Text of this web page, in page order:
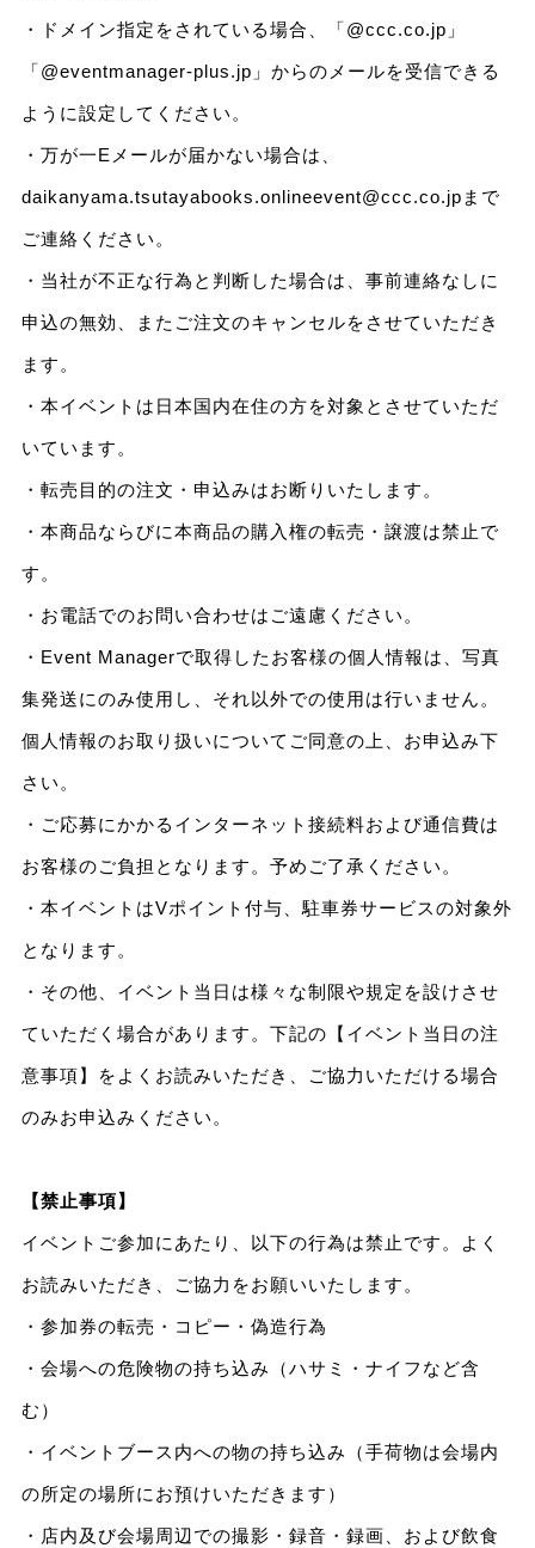
・ドメイン指定をされている場合、「@ccc.co.jp」
「@eventmanager-plus.jp」からのメールを受信できる
ように設定してください。
・万が一Eメールが届かない場合は、
daikanyama.tsutayabooks.onlineevent@ccc.co.jpまで
ご連絡ください。
・当社が不正な行為と判断した場合は、事前連絡なしに
申込の無効、またご注文のキャンセルをさせていただき
ます。
・本イベントは日本国内在住の方を対象とさせていただ
いています。
・転売目的の注文・申込みはお断りいたします。
・本商品ならびに本商品の購入権の転売・譲渡は禁止で
す。
・お電話でのお問い合わせはご遠慮ください。
・Event Managerで取得したお客様の個人情報は、写真
集発送にのみ使用し、それ以外での使用は行いません。
個人情報のお取り扱いについてご同意の上、お申込み下
さい。
・ご応募にかかるインターネット接続料および通信費は
お客様のご負担となります。予めご了承ください。
・本イベントはVポイント付与、駐車券サービスの対象外
となります。
・その他、イベント当日は様々な制限や規定を設けさせ
ていただく場合があります。下記の【イベント当日の注
意事項】をよくお読みいただき、ご協力いただける場合
のみお申込みください。
【禁止事項】
イベントご参加にあたり、以下の行為は禁止です。よく
お読みいただき、ご協力をお願いいたします。
・参加券の転売・コピー・偽造行為
・会場への危険物の持ち込み（ハサミ・ナイフなど含
む）
・イベントブース内への物の持ち込み（手荷物は会場内
の所定の場所にお預けいただきます）
・店内及び会場周辺での撮影・録音・録画、および飲食